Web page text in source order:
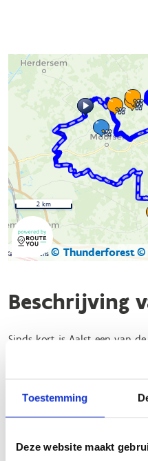
Toestemming
Deze website maakt
Kaartgegevens © Thunderforest©
2 km
Beschrijving
Sinds kort is Aalst een van
in Oost-Vlaanderen met
Deze ontwikkeling opent de
avontuur te paard, waar